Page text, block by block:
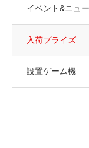
イベント&ニュ
入荷プライズ
設置ゲーム機